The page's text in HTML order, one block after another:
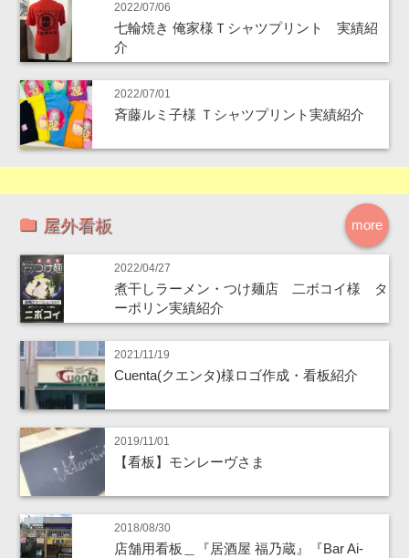
2022/07/06
七輪焼き 俺家様Ｔシャツプリント 実績紹
介
2022/07/01
斉藤ルミ子様 Ｔシャツプリント実績紹介
more
屋外看板
2022/04/27
煮干しラーメン・つけ麺店 二ボコイ様 タ
ーポリン実績紹介
2021/11/19
Cuenta(クエンタ)様ロゴ作成・看板紹介
2019/11/01
【看板】モンレーヴさま
2018/08/30
店舗用看板＿『居酒屋 福乃蔵』『Bar Ai-